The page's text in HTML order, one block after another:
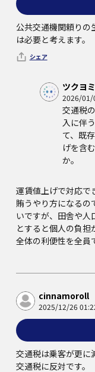
公共交通機関頼りの
は必要と考えます。
シェア
ツクヨ
2026/01/
交通税
入に伴
て、既
げを含
か。
運賃値上げで対応で
賄うやり方になるの
いですが、田舎や人
とすると個人の負担
全体の利便性を全員
cinnamoroll
2025/12/26
交通税は乗客が更に
交通税に反対です。